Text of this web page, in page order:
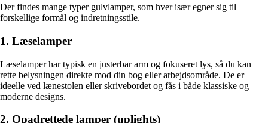
Der findes mange typer gulvlamper, som hver især egner sig til
forskellige formål og indretningsstile.
1. Læselamper
Læselamper har typisk en justerbar arm og fokuseret lys, så du kan
rette belysningen direkte mod din bog eller arbejdsområde. De er
ideelle ved lænestolen eller skrivebordet og fås i både klassiske og
moderne designs.
2. Opadrettede lamper (uplights)